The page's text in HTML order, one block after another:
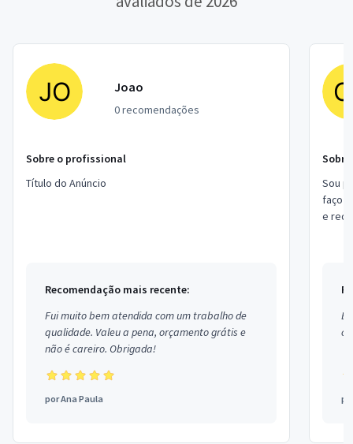
Joao
0 recomendações
Sobre o profissional
Título do Anúncio
Recomendação mais recente:
Fui muito bem atendida com um trabalho de
qualidade. Valeu a pena, orçamento grátis e
não é careiro. Obrigada!
porAna Paula
Sou
faço
e